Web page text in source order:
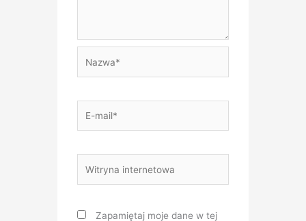
mail*
internetowa
Zapamiętaj moje dane w tej